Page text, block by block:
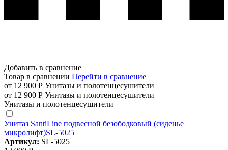
Добавить в сравнение
Товар в сравнении Перейти в сравнение
от 12 900 Р Унитазы и полотенцесушители
от 12 900 Р Унитазы и полотенцесушители
Унитазы и полотенцесушители
Унитаз SantiLine подвесной безободковый (сиденье
микролифт)SL-5025
Артикул: SL-5025